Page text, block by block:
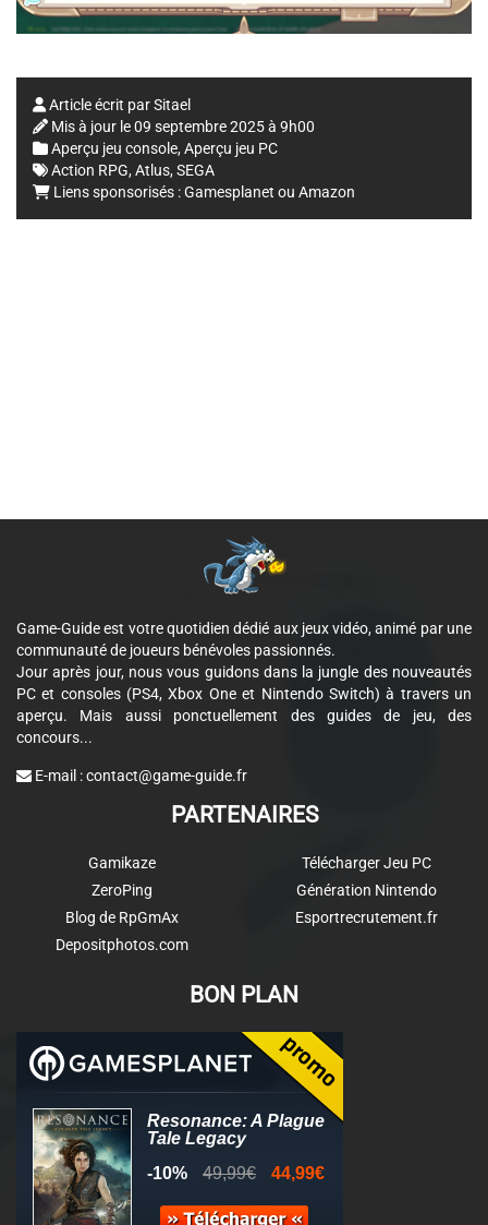
Article écrit parSitael
Mis à jour le09 septembre 2025 à 9h00
Aperçu jeu console, Aperçu jeu PC
Action RPG, Atlus, SEGA
Liens sponsorisés :Gamesplanet ou Amazon
Game-Guide est votre quotidien dédié aux jeux vidéo, animé par une
communauté de joueurs bénévoles passionnés.
Jour après jour, nous vous guidons dans la jungle des nouveautés
PC et consoles (PS4, Xbox One et Nintendo Switch) à travers un
aperçu. Mais aussi ponctuellement des guides de jeu, des
concours...
E-mail :contact@game-guide.fr
PARTENAIRES
Gamikaze
ZeroPing
Blog de RpGmAx
Depositphotos.com
Télécharger Jeu PC
Génération Nintendo
Esportrecrutement.fr
BON PLAN